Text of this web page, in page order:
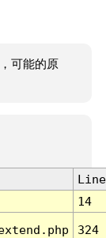
可能的原
Line
14
324